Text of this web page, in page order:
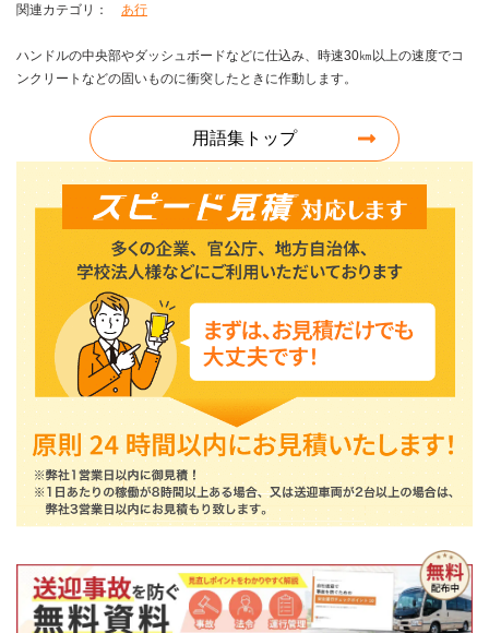
あ行
ハンドルの中央部やダッシュボードなどに仕込み、時速30㎞以上の速度でコ
ンクリートなどの固いものに衝突したときに作動します。
用語集トップ